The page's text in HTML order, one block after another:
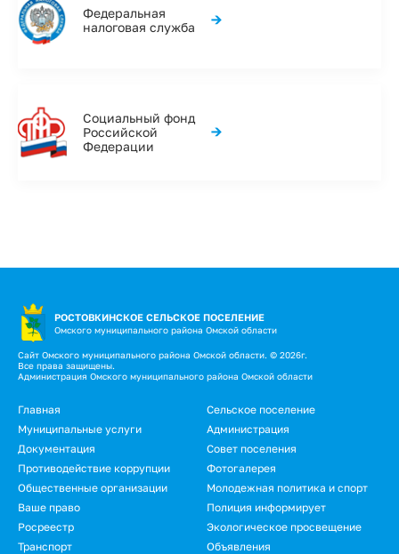
Федеральная
налоговая служба
→
Социальный фонд
Российской
Федерации
→
РОСТОВКИНСКОЕ СЕЛЬСКОЕ ПОСЕЛЕНИЕ
Омского муниципального района Омской области
Сайт Омского муниципального района Омской области. © 2026г.
Все права защищены.
Администрация Омского муниципального района Омской области
Подвал
Главная
Сельское поселение
Муниципальные услуги
Администрация
Документация
Совет поселения
Противодействие коррупции
Фотогалерея
Общественные организации
Молодежная политика и спорт
Ваше право
Полиция информирует
Росреестр
Экологическое просвещение
Транспорт
Объявления